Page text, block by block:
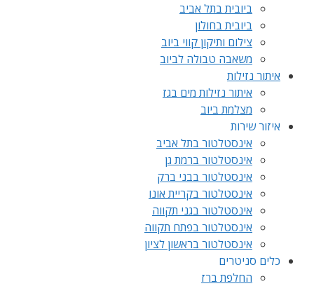
ביובית בתל אביב
ביובית בחולון
צילום ותיקון קווי ביוב
משאבה טבולה לביוב
איתור נזילות
איתור נזילות מים בגז
מצלמת ביוב
איזור שירות
אינסטלטור בתל אביב
אינסטלטור ברמת גן
אינסטלטור בבני ברק
אינסטלטור בקריית אונו
אינסטלטור בגני תקווה
אינסטלטור בפתח תקווה
אינסטלטור בראשון לציון
כלים סניטרים
החלפת ברז